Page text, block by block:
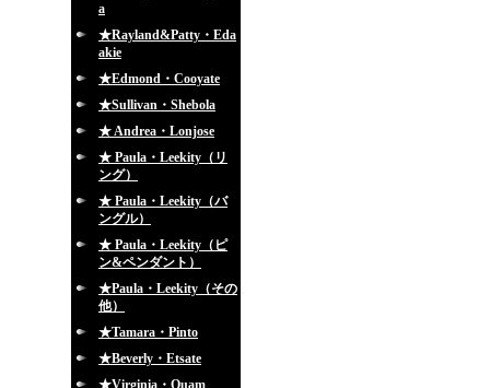
a
★Rayland&Patty・Eda
akie
★Edmond・Cooyate
★Sullivan・Shebola
★ Andrea・Lonjose
★ Paula・Leekity（リ
ング）
★ Paula・Leekity（バ
ングル）
★ Paula・Leekity（ピ
ン&ペンダント）
★Paula・Leekity（その
他）
★Tamara・Pinto
★Beverly・Etsate
★Virginia・Quam